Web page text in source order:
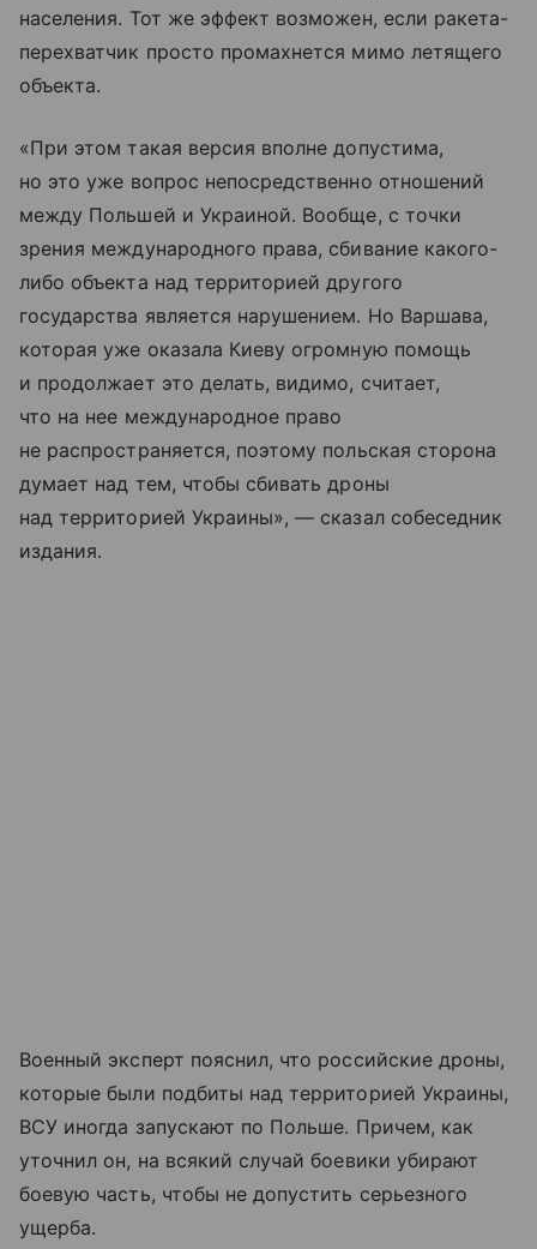
населения. Тот же эффект возможен, если ракета-
перехватчик просто промахнется мимо летящего
объекта.
«При этом такая версия вполне допустима,
но это уже вопрос непосредственно отношений
между Польшей и Украиной. Вообще, с точки
зрения международного права, сбивание какого-
либо объекта над территорией другого
государства является нарушением. Но Варшава,
которая уже оказала Киеву огромную помощь
и продолжает это делать, видимо, считает,
что на нее международное право
не распространяется, поэтому польская сторона
думает над тем, чтобы сбивать дроны
над территорией Украины», — сказал собеседник
издания.
Военный эксперт пояснил, что российские дроны,
которые были подбиты над территорией Украины,
ВСУ иногда запускают по Польше. Причем, как
уточнил он, на всякий случай боевики убирают
боевую часть, чтобы не допустить серьезного
ущерба.